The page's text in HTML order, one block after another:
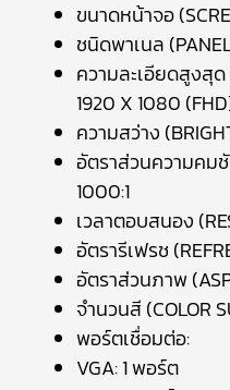
ขนาดหน้าจอ
ชนิดพาเนล
ความละเอียดสูงสุด
1920 X 1080
ความสว่าง
อัตราส่วนความคมชั
1000:1
เวลาตอบสนอง
อัตรารีเฟรช
อัตราส่วนภาพ
จำนวนสี (COLOR
พอร์ตเชื่อมต่อ:
VGA: 1 พอร์ต